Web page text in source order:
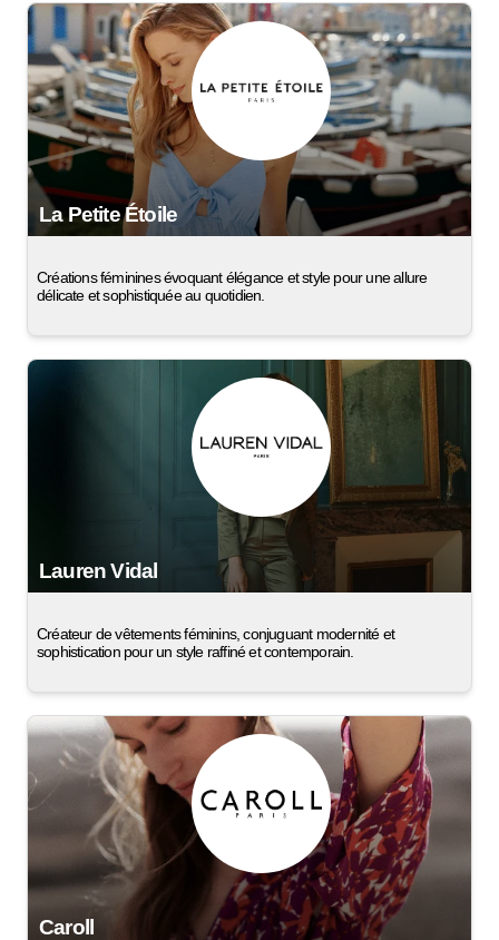
La Petite Étoile
Créations féminines évoquant élégance et style pour une allure
délicate et sophistiquée au quotidien.
Lauren Vidal
Créateur de vêtements féminins, conjuguant modernité et
sophistication pour un style raffiné et contemporain.
Caroll